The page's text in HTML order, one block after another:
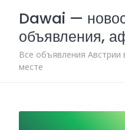
content
Dawai —
объявления,
Все объявления Австрии
месте